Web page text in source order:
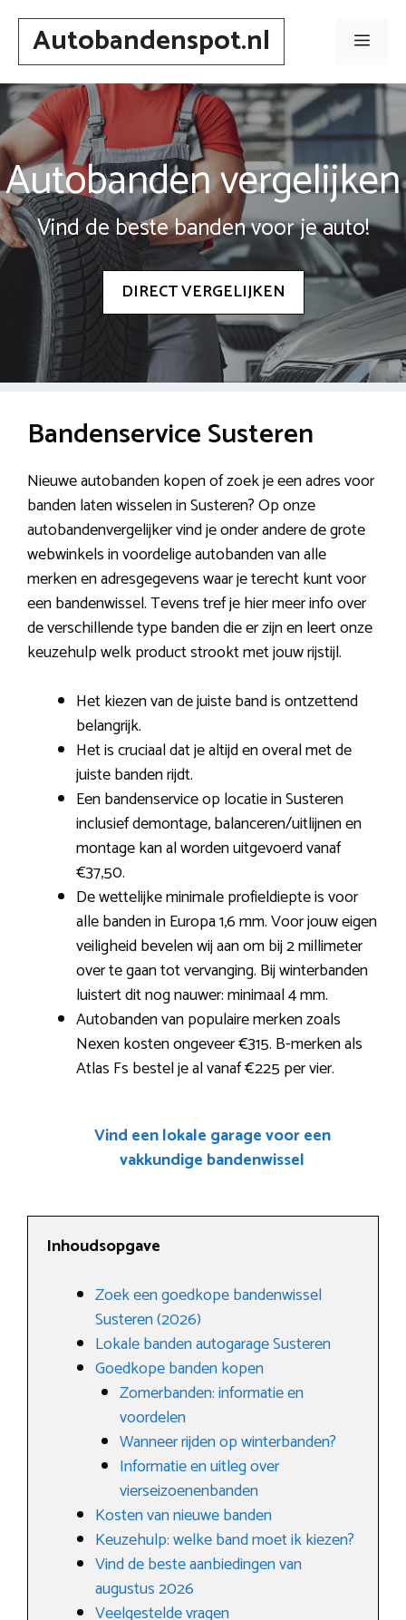
Spring
inhoudAutobandenspot.nl Menu
Autobanden vergelijken
Vind de beste banden voor je auto!
DIRECT VERGELIJKEN
Bandenservice Susteren
Nieuwe autobanden kopen of zoek je een adres voor
banden laten wisselen in Susteren? Op onze
autobandenvergelijker vind je onder andere de grote
webwinkels in voordelige autobanden van alle
merken en adresgegevens waar je terecht kunt voor
een bandenwissel. Tevens tref je hier meer info over
de verschillende type banden die er zijn en leert onze
keuzehulp welk product strookt met jouw rijstijl.
Het kiezen van de juiste band is ontzettend
belangrijk.
Het is cruciaal dat je altijd en overal met de
juiste banden rijdt.
Een bandenservice op locatie in Susteren
inclusief demontage, balanceren/uitlijnen en
montage kan al worden uitgevoerd vanaf
€37,50.
De wettelijke minimale profieldiepte is voor
alle banden in Europa 1,6 mm. Voor jouw eigen
veiligheid bevelen wij aan om bij 2 millimeter
over te gaan tot vervanging. Bij winterbanden
luistert dit nog nauwer: minimaal 4 mm.
Autobanden van populaire merken zoals
Nexen kosten ongeveer €315. B-merken als
Atlas Fs bestel je al vanaf €225 per vier.
Vind een lokale garage voor een
vakkundige bandenwissel
Inhoudsopgave
Zoek een goedkope bandenwissel
Susteren (2026)
Lokale banden autogarage Susteren
Goedkope banden kopen
Zomerbanden: informatie en
voordelen
Wanneer rijden op winterbanden?
Informatie en uitleg over
vierseizoenenbanden
Kosten van nieuwe banden
Keuzehulp: welke band moet ik kiezen?
Vind de beste aanbiedingen van
augustus 2026
Veelgestelde vragen